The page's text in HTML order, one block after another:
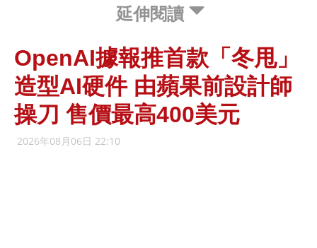
延伸閱讀
OpenAI據報推首款「冬甩」
造型AI硬件 由蘋果前設計師
操刀 售價最高400美元
2026年08月06日 22:10